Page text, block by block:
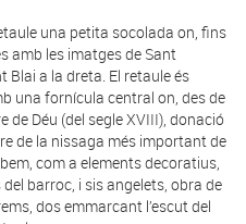
una petita socolada on, fins
amb les imatges de Sant
Blai a la dreta. El retaule és
una fornícula central on, des de
de Déu (del segle XVIII), donació
de la nissaga més important de
com a elements decoratius,
barroc, i sis angelets, obra de
dos emmarcant l’escut del